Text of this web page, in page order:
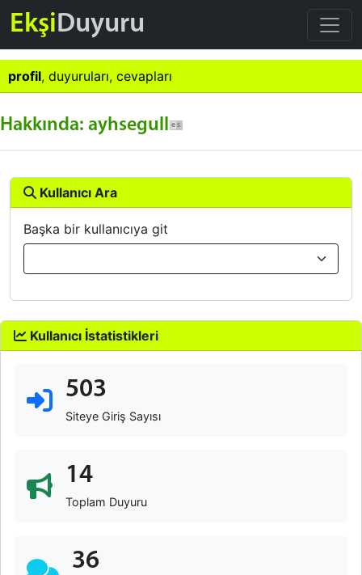
EkşiDuyuru
profil, duyuruları, cevapları
Hakkında: ayhsegull
Kullanıcı Ara
Başka bir kullanıcıya git
Kullanıcı İstatistikleri
503
Siteye Giriş Sayısı
14
Toplam Duyuru
36